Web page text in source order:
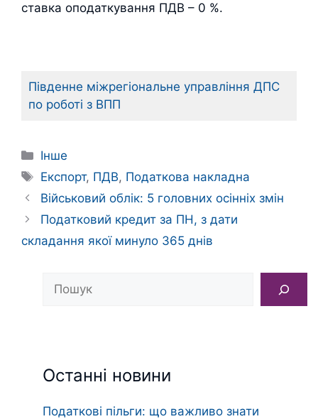
ставка оподаткування ПДВ – 0 %.
Південне міжрегіональне управління ДПС
по роботі з ВПП
Категорії
Інше
Позначки
Експорт, ПДВ, Податкова накладна
Військовий облік: 5 головних осінніх змін
Податковий кредит за ПН, з дати
складання якої минуло 365 днів
Пошук
Останні новини
Податкові пільги: що важливо знати